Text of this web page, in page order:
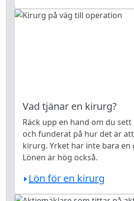
Vad tjänar en kirurg?
Räck upp en hand om du
och funderat på hur det är
kirurg. Yrket har inte bara en
Lönen är hög också.
Lön för en kirurg